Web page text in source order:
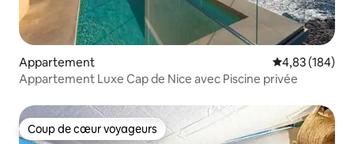
Appartement Évaluation
4,83 (184)
Appartement Luxe Cap de Nice avec Piscine privée
Coup de cœur voyageurs
Coup de cœur voyageurs